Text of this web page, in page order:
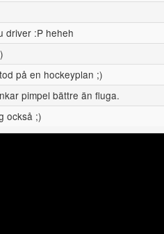
driver :P heheh
på en hockeyplan ;)
pimpel bättre än fluga.
också ;)